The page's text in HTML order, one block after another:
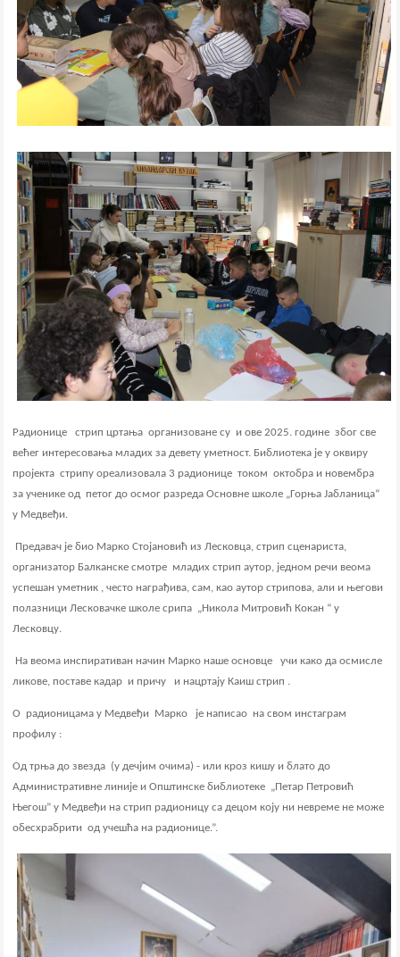
Радионице стрип цртањаорганизоване су и ове 2025. годинезбог све
већег интересовања младих за девету уметност. Библиотека је у оквиру
пројекта стрипу ореализовала 3 радионице током октобра и новембра
за ученике од петог до осмог разреда Основне школе „Горња Јабланица“
у Медвеђи.
Предавач је био Марко Стојановић из Лесковца, стрип сценариста,
организатор Балканске смотре младих стрип аутор, једном речи веома
успешан уметник , често награђива, сам, као аутор стрипова, али и његови
полазници Лесковачке школе срипа „Никола Митровић Кокан “ у
Лесковцу.
На веома инспиративан начин Марко наше основце учи како да осмисле
ликове, поставе кадар и причу и нацртају Каиш стрип .
О радионицама у Медвеђи Марко је написао на свом инстаграм
профилу :
Од трња до звезда (у дечјим очима) - или кроз кишу и блато до
Административне линије и Општинске библиотеке „Петар Петровић
Његош” у Медвеђи на стрип радионицу са децом коју ни невреме не може
обесхрабрити од учешћа на радионице.”.